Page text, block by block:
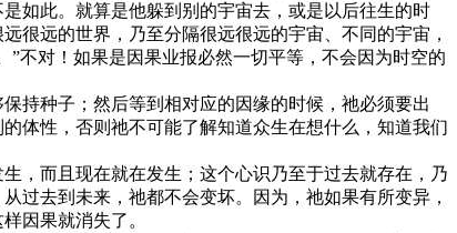
如此。就算是他躲到别的宇宙去，或是以后往生的时
很远的世界，乃至分隔很远很远的宇宙、不同的宇宙，
不对！如果是因果业报必然一切平等，不会因为时空的
持种子；然后等到相对应的因缘的时候，祂必须要出
体性，否则祂不可能了解知道众生在想什么，知道我们
，而且现在就在发生；这个心识乃至于过去就存在，乃
过去到未来，祂都不会变坏。因为，祂如果有所变异，
因果就消失了。